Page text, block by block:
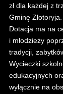
zł dla każdej z
Gminę Złotoryja.
Dotacja ma na
i młodzieży
tradycji,
Wycieczki
edukacyjnych
wyłącznie na